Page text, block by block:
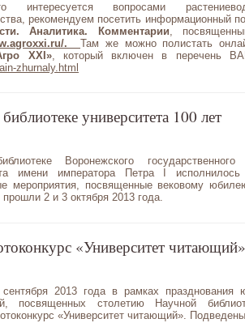
интересуется вопросами
рекомендуем посетить информационный
Аналитика. Комментарии,
.Там же можно полистать
XXI», который включен в перечень
zhurnaly.html
университета 100 лет
Воронежского государственного
имени императора Петра I
мероприятия, посвященные вековому
прошли 2 и 3 октября 2013 года.
«Университет читающий»
2013 года в рамках празднования
посвященных столетию Научной
«Университет читающий». Подведены